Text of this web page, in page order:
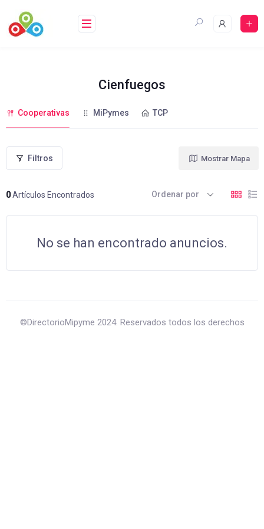
contenido
Cienfuegos
Cooperativas MiPymes TCP
Filtros
0Artículos Encontrados
Mostrar Mapa
Ordenar por
No se han encontrado anuncios.
©DirectorioMipyme 2024. Reservados todos los derechos